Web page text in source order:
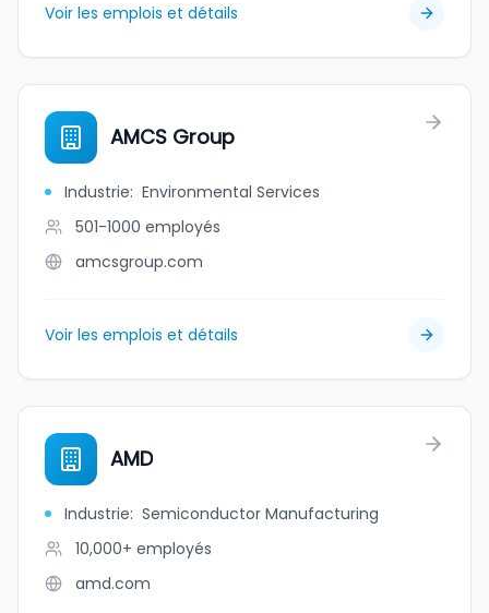
Voir les emplois et détails
AMCS Group
Industrie: Environmental Services
501-1000 employés
amcsgroup.com
Voir les emplois et détails
AMD
Industrie: Semiconductor Manufacturing
10,000+ employés
amd.com